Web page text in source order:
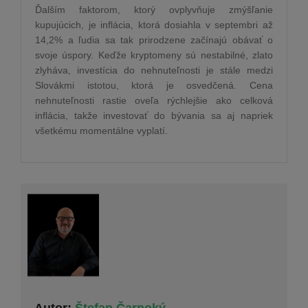
Ďalším faktorom, ktorý ovplyvňuje zmýšľanie
kupujúcich, je inflácia, ktorá dosiahla v septembri až
14,2% a ľudia sa tak prirodzene začínajú obávať o
svoje úspory. Keďže kryptomeny sú nestabilné, zlato
zlyháva, investícia do nehnuteľnosti je stále medzi
Slovákmi istotou, ktorá je osvedčená. Cena
nehnuteľnosti rastie oveľa rýchlejšie ako celková
inflácia, takže investovať do bývania sa aj napriek
všetkému momentálne vyplatí.